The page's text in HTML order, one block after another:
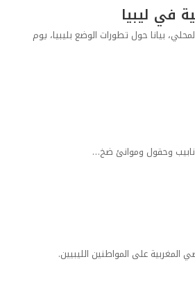
في ليبيا
بيانا حول تطورات الوضع بليبيا، يوم
وحقول وموانئ ضخ…